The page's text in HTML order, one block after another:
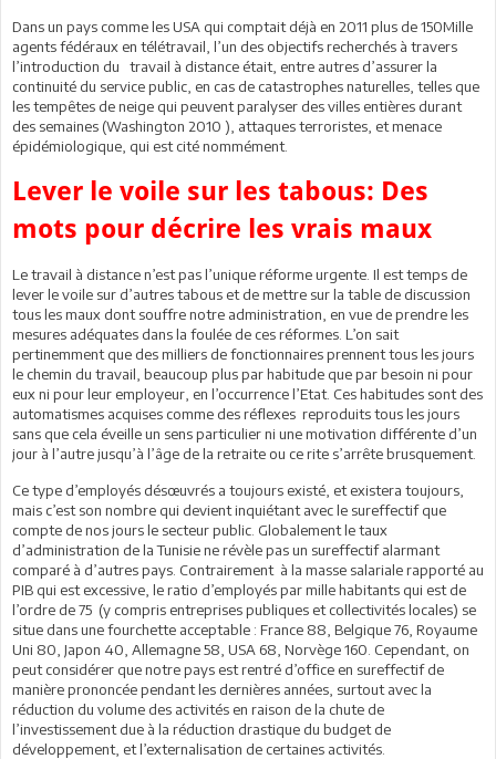
Dans un pays comme les USA qui comptait déjà en 2011 plus de 150Mille
agents fédéraux en télétravail, l’un des objectifs recherchés à travers
l’introduction du travail à distance était, entre autres d’assurer la
continuité du service public, en cas de catastrophes naturelles, telles que
les tempêtes de neige qui peuvent paralyser des villes entières durant
des semaines (Washington 2010 ), attaques terroristes, et menace
épidémiologique, qui est cité nommément.
Lever le voile sur les tabous: Des
mots pour décrire les vrais maux
Le travail à distance n’est pas l’unique réforme urgente. Il est temps de
lever le voile sur d’autres tabous et de mettre sur la table de discussion
tous les maux dont souffre notre administration, en vue de prendre les
mesures adéquates dans la foulée de ces réformes. L’on sait
pertinemment que des milliers de fonctionnaires prennent tous les jours
le chemin du travail, beaucoup plus par habitude que par besoin ni pour
eux ni pour leur employeur, en l’occurrence l’Etat. Ces habitudes sont des
automatismes acquises comme des réflexes reproduits tous les jours
sans que cela éveille un sens particulier ni une motivation différente d’un
jour à l’autre jusqu’à l’âge de la retraite ou ce rite s’arrête brusquement.
Ce type d’employés désœuvrés a toujours existé, et existera toujours,
mais c’est son nombre qui devient inquiétant avec le sureffectif que
compte de nos jours le secteur public. Globalement le taux
d’administration de la Tunisie ne révèle pas un sureffectif alarmant
comparé à d’autres pays. Contrairement à la masse salariale rapporté au
PIB qui est excessive, le ratio d’employés par mille habitants qui est de
l’ordre de 75 (y compris entreprises publiques et collectivités locales) se
situe dans une fourchette acceptable : France 88, Belgique 76, Royaume
Uni 80, Japon 40, Allemagne 58, USA 68, Norvège 160. Cependant, on
peut considérer que notre pays est rentré d’office en sureffectif de
manière prononcée pendant les dernières années, surtout avec la
réduction du volume des activités en raison de la chute de
l’investissement due à la réduction drastique du budget de
développement, et l’externalisation de certaines activités.